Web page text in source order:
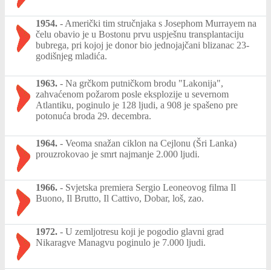
1954. - Američki tim stručnjaka s Josephom Murrayem na
čelu obavio je u Bostonu prvu uspješnu transplantaciju
bubrega, pri kojoj je donor bio jednojajčani blizanac 23-
godišnjeg mladića.
1963. - Na grčkom putničkom brodu "Lakonija",
zahvaćenom požarom posle eksplozije u severnom
Atlantiku, poginulo je 128 ljudi, a 908 je spašeno pre
potonuća broda 29. decembra.
1964. - Veoma snažan ciklon na Cejlonu (Šri Lanka)
prouzrokovao je smrt najmanje 2.000 ljudi.
1966. - Svjetska premiera Sergio Leoneovog filma Il
Buono, Il Brutto, Il Cattivo, Dobar, loš, zao.
1972. - U zemljotresu koji je pogodio glavni grad
Nikaragve Managvu poginulo je 7.000 ljudi.